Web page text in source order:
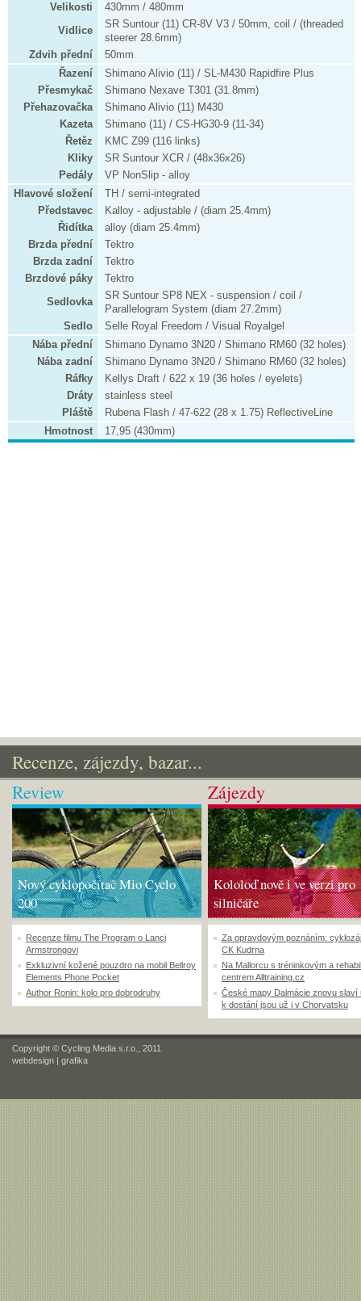
Velikosti
430mm / 480mm
Vidlice
SR Suntour (11) CR-8V V3 / 50mm, coil / (threaded
steerer 28.6mm)
Zdvih přední
50mm
Řazení
Shimano Alivio (11) / SL-M430 Rapidfire Plus
Přesmykač
Shimano Nexave T301 (31.8mm)
Přehazovačka
Shimano Alivio (11) M430
Kazeta
Shimano (11) / CS-HG30-9 (11-34)
Řetěz
KMC Z99 (116 links)
Kliky
SR Suntour XCR / (48x36x26)
Pedály
VP NonSlip - alloy
Hlavové složení
TH / semi-integrated
Představec
Kalloy - adjustable / (diam 25.4mm)
Řidítka
alloy (diam 25.4mm)
Brzda přední
Tektro
Brzda zadní
Tektro
Brzdové páky
Tektro
Sedlovka
SR Suntour SP8 NEX - suspension / coil /
Parallelogram System (diam 27.2mm)
Sedlo
Selle Royal Freedom / Visual Royalgel
Nába přední
Shimano Dynamo 3N20 / Shimano RM60 (32 holes)
Nába zadní
Shimano Dynamo 3N20 / Shimano RM60 (32 holes)
Ráfky
Kellys Draft / 622 x 19 (36 holes / eyelets)
Dráty
stainless steel
Pláště
Rubena Flash / 47-622 (28 x 1.75) ReflectiveLine
Hmotnost
17,95 (430mm)
Recenze, zájezdy, bazar...
Review
Nový cyklopočítač Mio Cyclo
200
Recenze filmu The Program o Lanci
Armstrongovi
Exkluzivní kožené pouzdro na mobil Bellroy
Elements Phone Pocket
Author Ronin: kolo pro dobrodruhy
Zájezdy
Kololoď nově i ve verzi pro
silničáře
Za opravdovým poznáním:
CK Kudrna
Na Mallorcu s tréninkovým a
centrem Alltraining.cz
České mapy Dalmácie znovu slaví
k dostání jsou už i v Chorvatsku
Copyright © Cycling Media s.r.o., 2011
webdesign | grafika